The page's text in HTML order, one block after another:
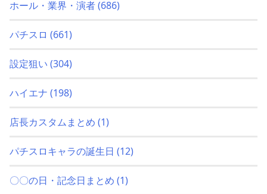
ホール・業界・演者(686)
パチスロ (661)
設定狙い (304)
ハイエナ (198)
店長カスタムまとめ (1)
パチスロキャラの誕生日 (12)
〇〇の日・記念日まとめ (1)